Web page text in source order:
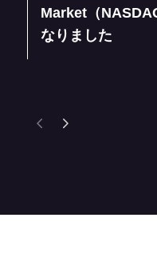
Market（
なりました